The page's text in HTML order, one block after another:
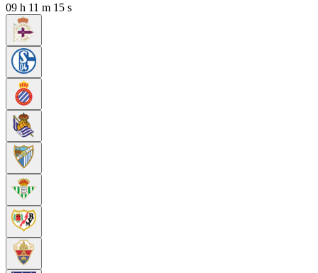
09 h 11 m 14 s